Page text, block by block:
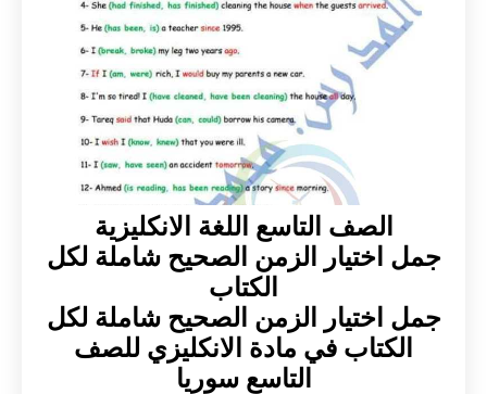
الصف التاسع اللغة الانكليزية
جمل اختيار الزمن الصحيح شاملة لكل
الكتاب
جمل اختيار الزمن الصحيح شاملة لكل
الكتاب في مادة الانكليزي للصف
التاسع سوريا